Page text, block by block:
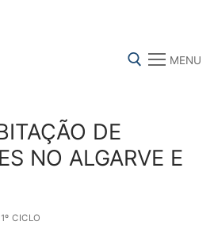
MENU
DE
NO ALGARVE E
1º CICLO